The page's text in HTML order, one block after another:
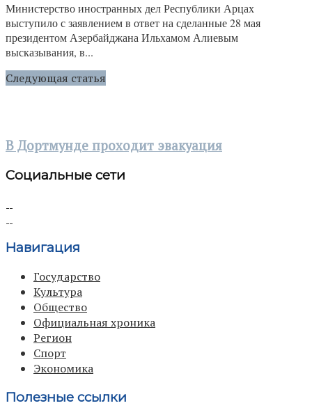
Министерство иностранных дел Республики Арцах
выступило с заявлением в ответ на сделанные 28 мая
президентом Азербайджана Ильхамом Алиевым
высказывания, в...
Следующая статья
В Дортмунде проходит эвакуация
Социальные сети
Навигация
Государство
Культура
Общество
Официальная хроника
Регион
Спорт
Экономика
Полезные ссылки